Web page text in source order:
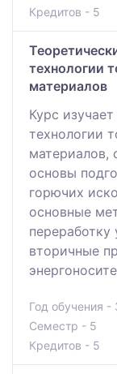
Кредитов - 5
технологии
материалов
Курс
технологии
материалов,
основы
горючих
основные
переработку
вторичные
Год обучения -
Семестр - 5
Кредитов - 5